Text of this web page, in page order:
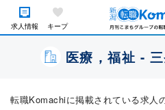
求人情報 キープ
医療，福祉 -
転職Komachiに掲載されている求人